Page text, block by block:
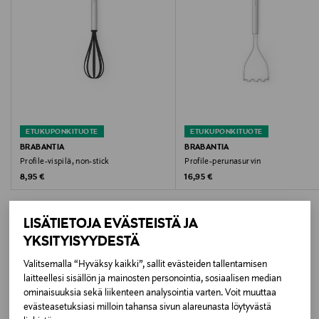
LISÄTIETOJA EVÄSTEISTÄ JA
YKSITYISYYDESTÄ
Valitsemalla “Hyväksy kaikki”, sallit evästeiden tallentamisen
laitteellesi sisällön ja mainosten personointia, sosiaalisen median
ominaisuuksia sekä liikenteen analysointia varten. Voit muuttaa
evästeasetuksiasi milloin tahansa sivun alareunasta löytyvästä
Korkeus
27.2 cm
Syvyys
7.2 cm
Väri
BLACK
ETUKUPONKITUOTE
BRABANTIA
Profile-vispilä, non-stick
Original Price
8,95 €
ETUKUPONKITUOTE
BRABANTIA
Profile-perunasurvin
Original Price
16,95 €
LISÄÄ KIINNOSTAVIA
TUOTTEITA